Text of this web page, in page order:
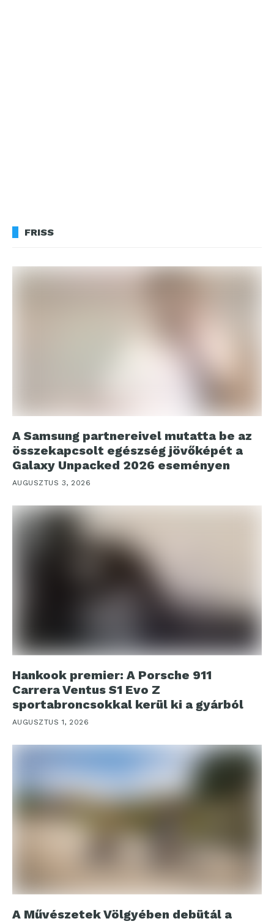
FRISS
A Samsung partnereivel mutatta be az
összekapcsolt egészség jövőképét a
Galaxy Unpacked 2026 eseményen
AUGUSZTUS 3, 2026
Hankook premier: A Porsche 911
Carrera Ventus S1 Evo Z
sportabroncsokkal kerül ki a gyárból
AUGUSZTUS 1, 2026
A Művészetek Völgyében debütál a